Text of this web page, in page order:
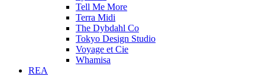
Tell Me More
Terra Midi
The Dybdahl Co
Tokyo Design Studio
Voyage et Cie
Whamisa
REA